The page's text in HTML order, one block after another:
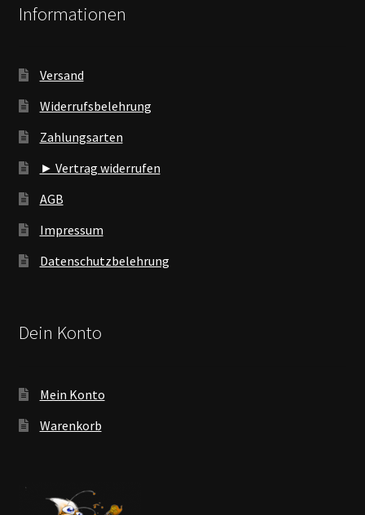
Informationen
Versand
Widerrufsbelehrung
Zahlungsarten
► Vertrag widerrufen
AGB
Impressum
Datenschutzbelehrung
Dein Konto
Mein Konto
Warenkorb